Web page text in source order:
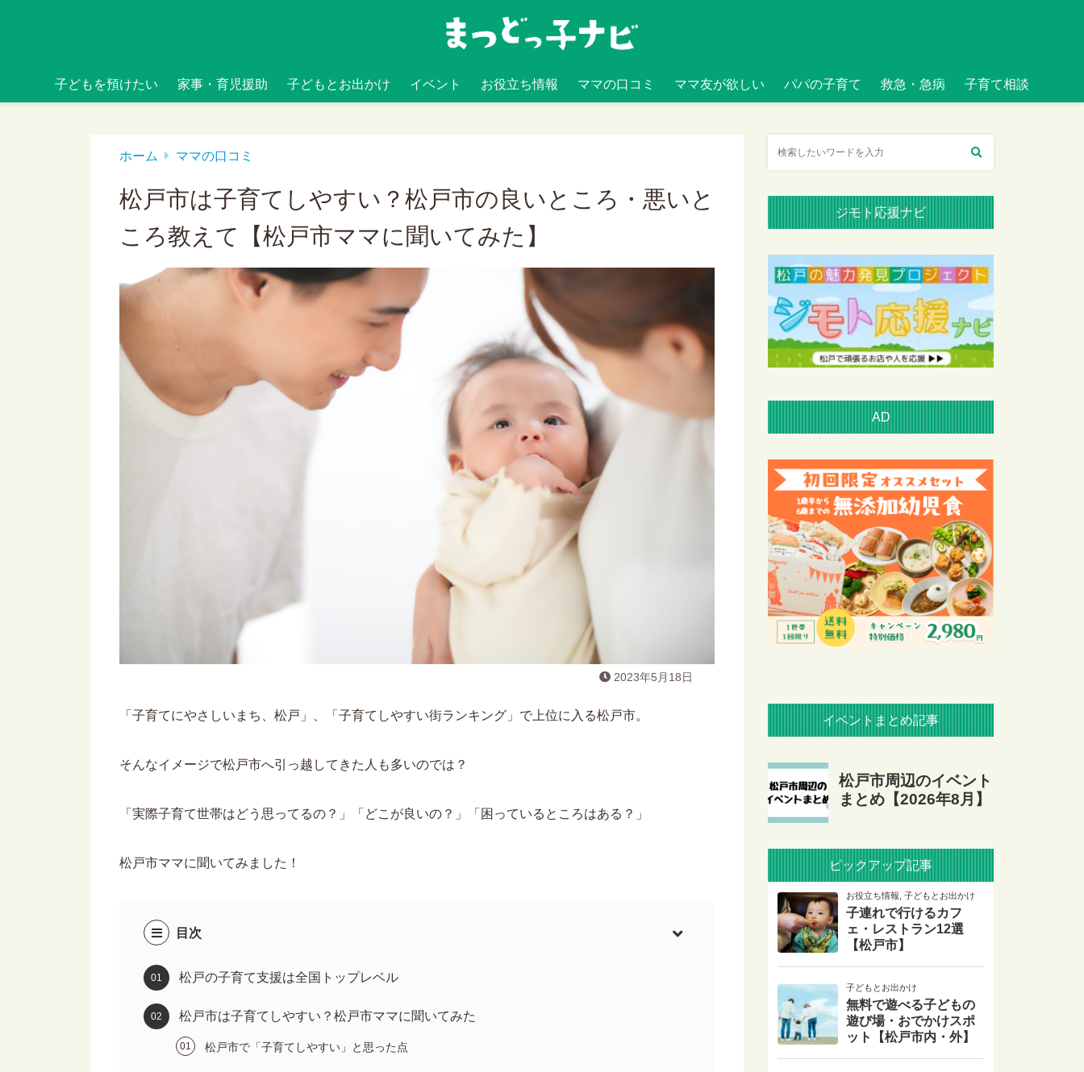
子どもを預けたい 家事・育児援助 子どもとお出かけ イベント お役立ち情報 ママの口コミ ママ友が欲しい パパの子育て 救急・急病 子育て相談
ホーム ママの口コミ
松戸市は子育てしやすい？松戸市の良いところ・悪いと
ころ教えて【松戸市ママに聞いてみた】
2023年5月18日
「子育てにやさしいまち、松戸」、「子育てしやすい街ランキング」で上位に入る松戸市。
そんなイメージで松戸市へ引っ越してきた人も多いのでは？
「実際子育て世帯はどう思ってるの？」「どこが良いの？」「困っているところはある？」
松戸市ママに聞いてみました！
目次
松戸の子育て支援は全国トップレベル
松戸市は子育てしやすい？松戸市ママに聞いてみた
松戸市で「子育てしやすい」と思った点
ジモト応援ナビ
AD
イベントまとめ記事
ピックアップ記事
お役立ち情報 子どもとお出かけ
子連れで行けるカフ
ェ・レストラン12選
【松戸市】
子どもとお出かけ
無料で遊べる子どもの
遊び場・おでかけスポ
ット【松戸市内・外】